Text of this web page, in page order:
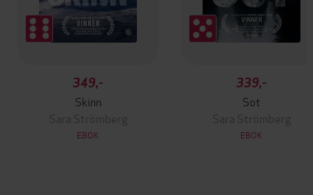
349,-
Skinn
Sara Strömberg
EBOK
339,-
Sot
Sara Strömberg
EBOK